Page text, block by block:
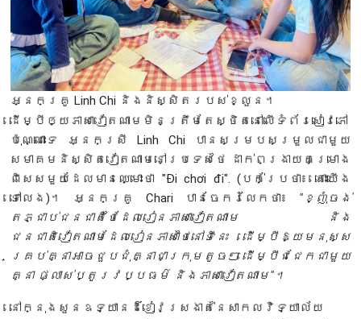
អ្នកគ្រូ Linh Chi និងនិស្សិតរបស់ខ្លួន។
ដើម្បីឲ្យភាសាវៀតណាមមិនត្រឹមតែស្ថិតនៅលើទំព័រសៀវភៅ
ប៉ុណ្ណោះទេ អ្នកស្រី Linh Chi បានសម្របសម្រួលជាមួយ
សមាគមនិស្សិតវៀតណាមនៅប្រទេសថៃ ដាក់ពង្រាយគម្រោង
ពិសេសមួយដែលមានឈ្មោះថា "Đi chơi đi". (បក់ប្រែថា៖ តោះយើង
ទៅលេង)។ អ្នកគ្រូ Chari បានចែករំលែកថា៖
"ខ្ញុំចង់
តភ្ជាប់ជនជាតិថៃដែលរៀនភាសាវៀតណាម និង
ជនជាតិវៀតណាមដែលរៀនភាសាថៃនៅទីនេះ ដើម្បីឱ្យមនុស្ស
គ្រប់គ្នាអាចជួបជុំគ្នាជាក្រុមតូចៗ ដើម្បីជជែកជាមួយ
គ្នា ផ្លាស់ប្តូរវប្បធម៌ និងភាសាវៀតណាម"។
នៅក្នុងសួនឧទ្យានដ៏ខៀវស្រងាត់នៃសាកលវិទ្យាល័យ